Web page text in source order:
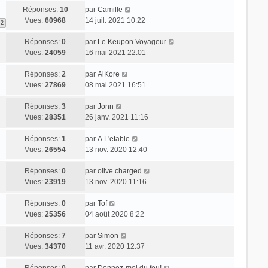
2
Réponses: 10
Vues:60968
par Camille
14 juil. 2021 10:22
Réponses:0
Vues:24059
par Le Keupon Voyageur
16 mai 2021 22:01
Réponses:2
Vues:27869
par AlKore
08 mai 2021 16:51
Réponses:3
Vues:28351
par Jonn
26 janv. 2021 11:16
Réponses:1
Vues:26554
par A.L'etable
13 nov. 2020 12:40
Réponses:0
Vues:23919
par olive charged
13 nov. 2020 11:16
Réponses:0
Vues:25356
par Tof
04 août 2020 8:22
Réponses:7
Vues:34370
par Simon
11 avr. 2020 12:37